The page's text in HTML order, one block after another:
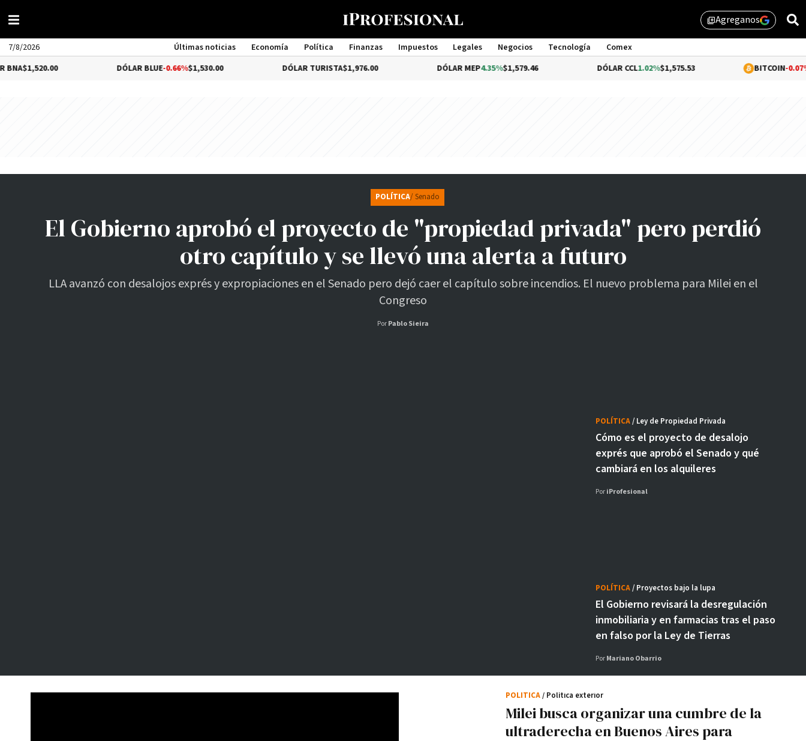
library_addAgreganos
7/8/2026 Últimas noticias Economía Política Finanzas Impuestos Legales Negocios Tecnología
Comex
Management
DÓLAR BLUE-0.66%$1,530.00 DÓLAR TURISTA$1,976.00 DÓLAR MEP4.35%$1,579.46 DÓLAR CCL1.02% $1,575.53 BITCOIN-0.07%
El Gobierno aprobó el proyecto de "propiedad privada" pero perdió
otro capítulo y se llevó una alerta a futuro
LLA avanzó con desalojos exprés y expropiaciones en el Senado pero dejó caer el capítulo sobre incendios. El nuevo problema para Milei en el
Congreso
POLÍTICA/ Senado
Por Pablo Sieira
Cómo es el proyecto de desalojo
exprés que aprobó el Senado y qué
cambiará en los alquileres
POLÍTICA/ Ley de Propiedad Privada
Por iProfesional
El Gobierno revisará la desregulación
inmobiliaria y en farmacias tras el paso
en falso por la Ley de Tierras
POLÍTICA/ Proyectos bajo la lupa
Por Mariano Obarrio
Milei busca organizar una cumbre de la
ultraderecha en Buenos Aires para
POLÍTICA/ Política exterior